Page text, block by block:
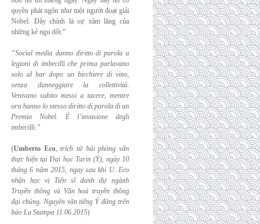
quyền phát ngôn như một người đoạt giải
Nobel. Đây chính là sự xâm lăng của
những kẻ ngu dốt.”
“Social media danno diritto di parola a
legioni di imbecilli che prima parlavano
solo albar dopo un bicchiere di vino,
senza danneggiare la collettività.
Venivano subito messi a tacere, mentre
ora hanno lo stesso diritto di parola di un
Premio Nobel. È l’invasione degli
imbecilli.”
(Umberto Eco,trích từ bài phỏng vấn
thực hiện tại Đại học Turin (Ý), ngày 10
tháng 6 năm 2015, ngay sau khi U. Eco
nhận học vị Tiến sĩ danh dự ngành
Truyền thông và Văn hoá truyền thông
đại chúng. Nguyên văn tiếng Ý đăng trên
báo La Stampa 11.06.2015)